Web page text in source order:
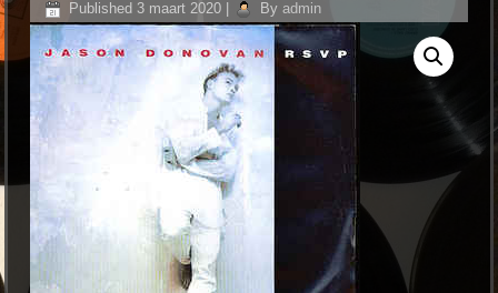
Published 3 maart 2020 By admin